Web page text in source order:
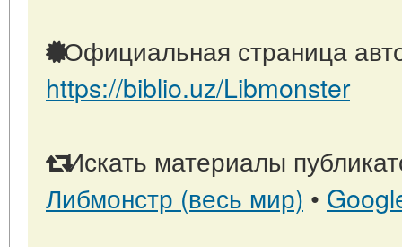
Официальная страница
https://biblio.uz/Libmonster
Искать материалы
Либмонстр (весь мир) •